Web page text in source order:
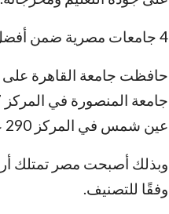
4 جامعات مصرية ضمن أفضل 300 جامعة عالميًا
عين شمس في المركز 290 عالميًا.
وفقًا للتصنيف.